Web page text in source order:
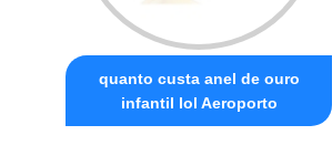
quanto custa anel de ouro
infantil lol Aeroporto